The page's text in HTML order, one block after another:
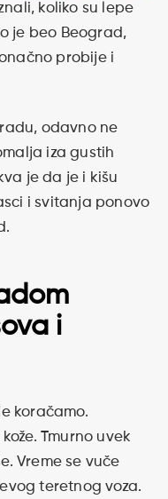
koliko su lepe
je beo Beograd,
probije i
odavno ne
iza gustih
je da je i kišu
i svitanja ponovo
i
koračamo.
Tmurno uvek
Vreme se vuče
teretnog voza.